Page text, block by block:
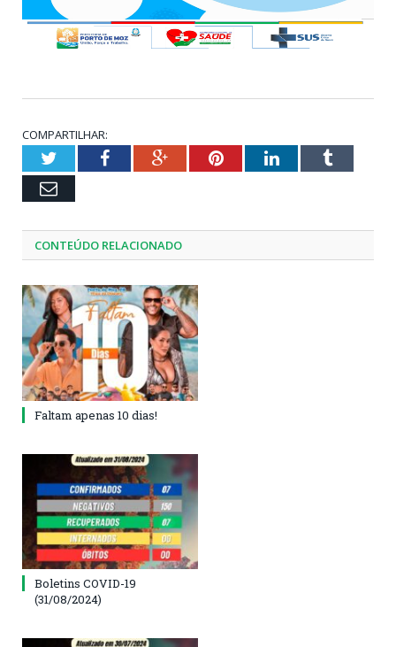
COMPARTILHAR:
TwitterFacebookGoogle+PinterestLinkedInTumblr
Email
CONTEÚDO RELACIONADO
Faltam apenas 10 dias!
Boletins COVID-19
(31/08/2024)